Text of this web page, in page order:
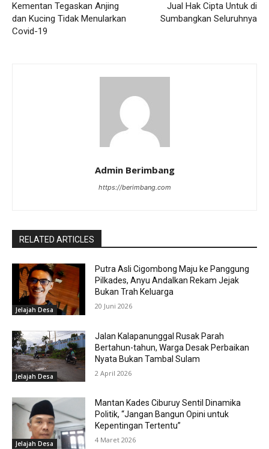
Kementan Tegaskan Anjing
dan Kucing Tidak Menularkan
Covid-19
Jual Hak Cipta Untuk di
Sumbangkan Seluruhnya
Admin Berimbang
https://berimbang.com
RELATED ARTICLES
Jelajah Desa
Putra Asli Cigombong Maju ke Panggung
Pilkades, Anyu Andalkan Rekam Jejak
Bukan Trah Keluarga
20 Juni 2026
Jelajah Desa
Jalan Kalapanunggal Rusak Parah
Bertahun-tahun, Warga Desak Perbaikan
Nyata Bukan Tambal Sulam
2 April 2026
Jelajah Desa
Mantan Kades Ciburuy Sentil Dinamika
Politik, “Jangan Bangun Opini untuk
Kepentingan Tertentu”
4 Maret 2026